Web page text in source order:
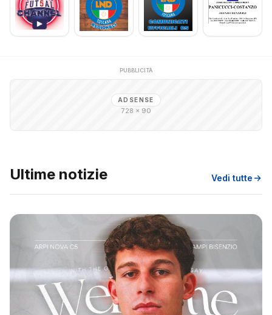
PUBBLICITÀ
ADSENSE
728 × 90
Ultime notizie Vedi tutte